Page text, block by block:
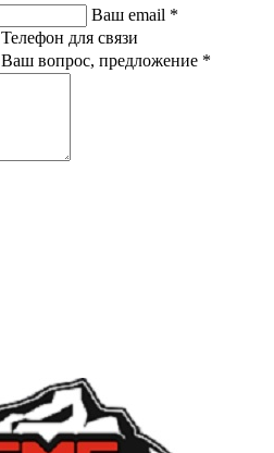
Ваш email *
Телефон для связи
Ваш вопрос, предложение *